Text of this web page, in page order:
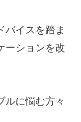
バイスを踏ま
ーションを改
ルに悩む方々